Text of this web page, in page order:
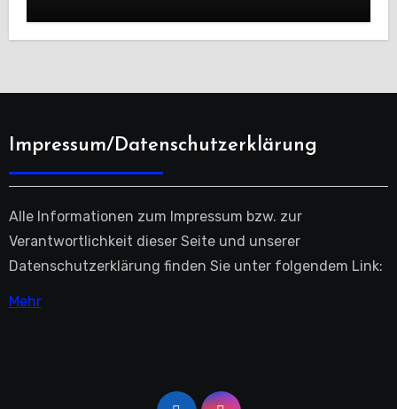
Impressum/Datenschutzerklärung
Alle Informationen zum Impressum bzw. zur
Verantwortlichkeit dieser Seite und unserer
Datenschutzerklärung finden Sie unter folgendem Link:
Mehr